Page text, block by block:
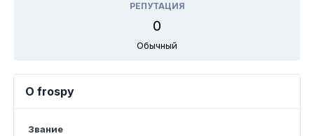
РЕПУТАЦИЯ
0
Обычный
О frospy
Звание